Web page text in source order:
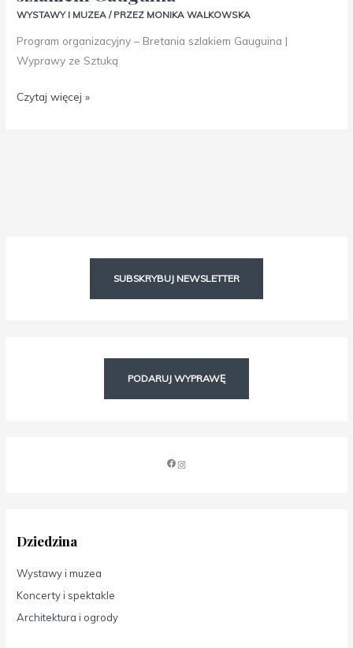
WYSTAWY I MUZEA / PRZEZ MONIKA WALKOWSKA
Program organizacyjny – Bretania szlakiem Gauguina |
Wyprawy ze Sztuką
Czytaj więcej »
SUBSKRYBUJ NEWSLETTER
PODARUJ WYPRAWĘ
Dziedzina
Wystawy i muzea
Koncerty i spektakle
Architektura i ogrody